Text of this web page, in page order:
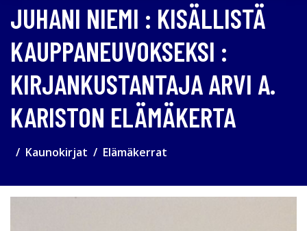
JUHANI NIEMI : KISÄLLISTÄ
KAUPPANEUVOKSEKSI :
KIRJANKUSTANTAJA ARVI A.
KARISTON ELÄMÄKERTA
Kaunokirjat Elämäkerrat